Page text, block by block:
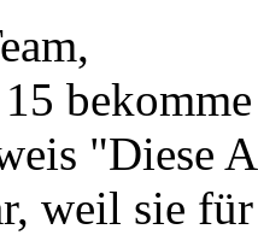
"Diese
weil sie